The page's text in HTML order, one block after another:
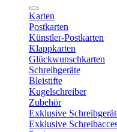
Karten
Postkarten
Künstler-Postkarten
Klappkarten
Glückwunschkarten
Schreibgeräte
Bleistifte
Kugelschreiber
Zubehör
Exklusive
Exklusive